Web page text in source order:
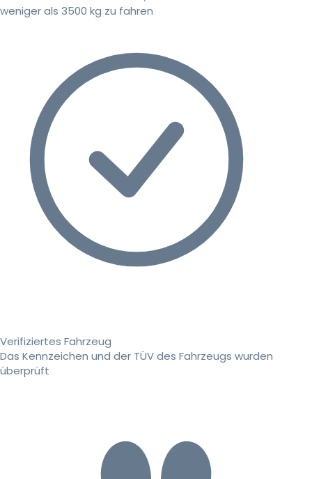
weniger als 3500 kg zu fahren
Verifiziertes Fahrzeug
Das Kennzeichen und der TÜV des Fahrzeugs wurden
überprüft